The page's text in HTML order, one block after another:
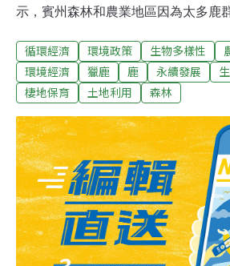
示，賓州森林和農業地區因為太多鹿
於賓州黎巴嫩郊區和農業議題聽證會
事務委員會（Senate Agriculture and
Committee）面前進行的陳述。沙菲
在城市無限擴張之後，對鳥類棲地唯
示：「我們已有各種記錄，關於鹿對
擊、造成的森林和農作物損失，還有
命和產物喪失，以及鹿身上的萊姆病
響。而這些數據顯示不樂觀的局面。
源部於2006年5月公佈的研究顯示，
1650個森林樣區當中，少於25%具有
（fore
循環經濟 環境政策 生物多樣性
環境經濟
獵鹿 鹿 永續發展
棲地保育
土地利用 森林